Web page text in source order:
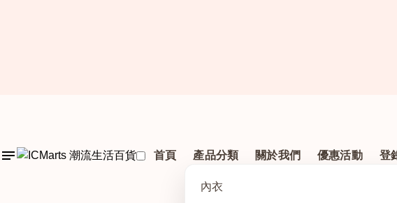
首頁 產品分類
內衣
關於我們 優惠活動 登